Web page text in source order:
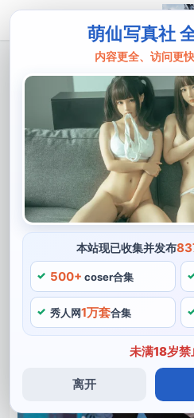
萌仙写真社
内容更全、访问更
本站现已收集并发布
500+ coser合集
秀人网1万套合集
未满18岁禁
离开
神仙级byoru雷电
Byoru是一名非常知名的cos博
有情感都包罗在内。Byoru是
影师，他的摄影作品集中展示
造的经典角色形象。